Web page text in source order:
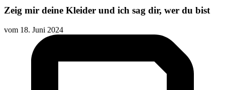
Zeig mir deine Kleider und ich sag dir, wer du bist
vom 18. Juni 2024